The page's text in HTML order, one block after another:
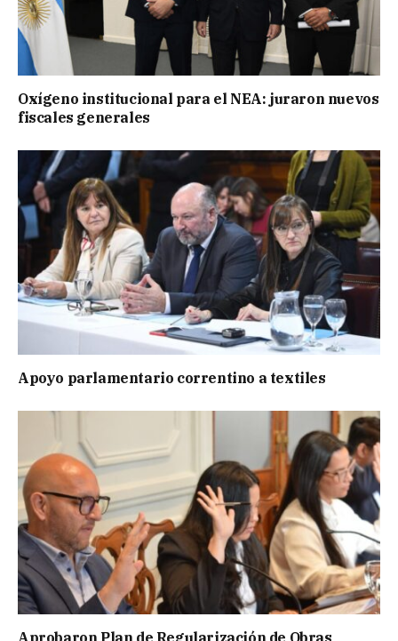
Oxígeno institucional para el NEA: juraron nuevos
fiscales generales
Apoyo parlamentario correntino a textiles